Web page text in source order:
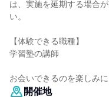
は、実施を延期する場合
い。
【体験できる職種】
学習塾の講師
お会いできるのを楽しみ
開催地